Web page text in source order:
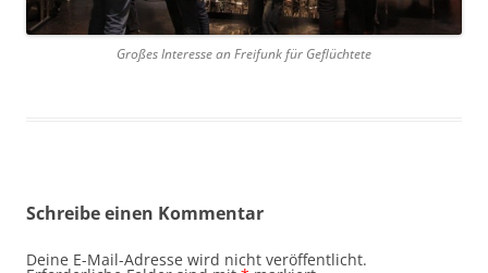
Großes Interesse an Freifunk für Geflüchtete
Schreibe einen Kommentar
Deine E-Mail-Adresse wird nicht veröffentlicht.